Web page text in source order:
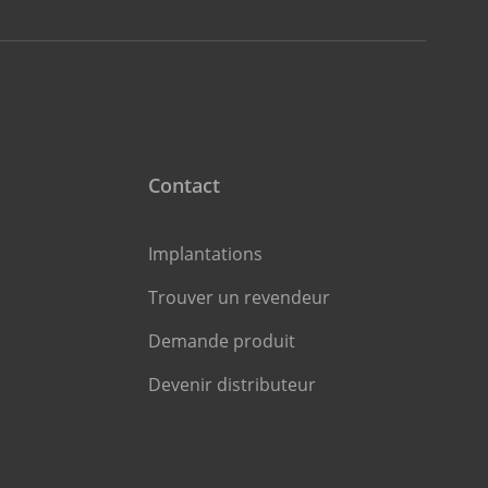
Contact
Implantations
Trouver un revendeur
Demande produit
Devenir distributeur